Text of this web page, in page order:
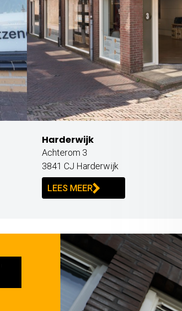
Harderwijk
Achterom 3
3841 CJ Harderwijk
LEES MEER